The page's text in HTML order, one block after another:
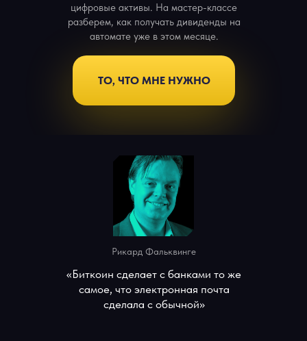
ТО, ЧТО МНЕ НУЖНО
цифровые активы. На мастер-классе
разберем, как получать дивиденды на
автомате уже в этом месяце.
«Биткоин сделает с банками то же
самое, что электронная почта
сделала с обычной»
Рикард Фальквинге